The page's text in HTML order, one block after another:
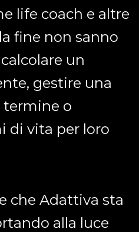
life coach e altre
fine non sanno
un
gestire una
termine o
di vita per loro
che Adattiva sta
alla luce